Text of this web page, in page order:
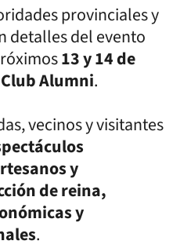
provinciales y
detalles del evento
13 y 14 de
Club Alumni.
vecinos y visitantes
y
de reina,
y
.